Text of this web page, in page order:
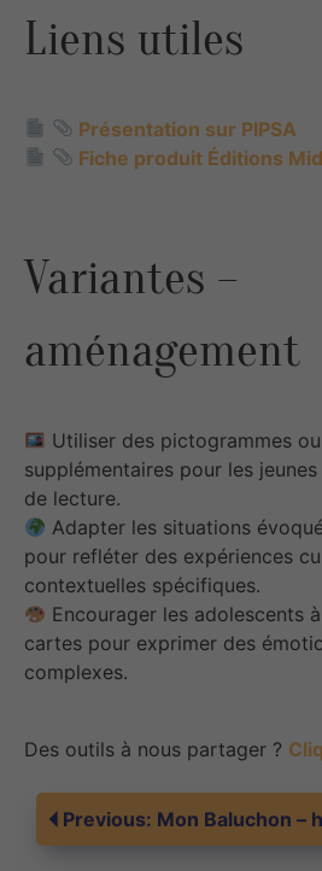
Liens utiles
Présentation sur PIPSA
Fiche produit Éditions
Variantes –
aménagement
Utiliser des pictogrammes
supplémentaires pour les
de lecture.
Adapter les situations
pour refléter des expériences
contextuelles spécifiques.
Encourager les adolescents
cartes pour exprimer des
complexes.
Des outils à nous partager ?
Navigation
Previous: Mon Baluchon –